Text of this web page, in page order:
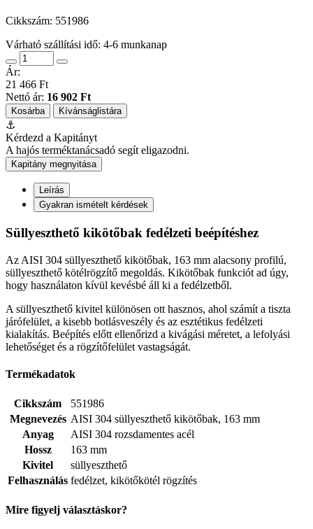
Cikkszám: 551986
Várható szállítási idő: 4-6 munkanap
Ár:
21 466 Ft
Nettó ár: 16 902 Ft
Kosárba Kívánságlistára
⚓
Kérdezd a Kapitányt
A hajós terméktanácsadó segít eligazodni.
Kapitány megnyitása
Leírás
Gyakran ismételt kérdések
Süllyeszthető kikötőbak fedélzeti beépítéshez
Az AISI 304 süllyeszthető kikötőbak, 163 mm alacsony profilú,
süllyeszthető kötélrögzítő megoldás. Kikötőbak funkciót ad úgy,
hogy használaton kívül kevésbé áll ki a fedélzetből.
A süllyeszthető kivitel különösen ott hasznos, ahol számít a tiszta
járófelület, a kisebb botlásveszély és az esztétikus fedélzeti
kialakítás. Beépítés előtt ellenőrizd a kivágási méretet, a lefolyási
lehetőséget és a rögzítőfelület vastagságát.
Termékadatok
Cikkszám
551986
Megnevezés AISI 304 süllyeszthető kikötőbak, 163 mm
Anyag
AISI 304 rozsdamentes acél
Hossz
163 mm
Kivitel
süllyeszthető
Felhasználás fedélzet, kikötőkötél rögzítés
Mire figyelj választáskor?